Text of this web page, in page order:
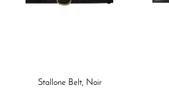
Stallone Belt, Noir